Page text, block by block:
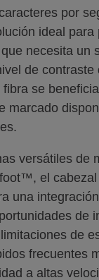
por
ideal
necesita un
de
se
marcado
versátiles de
el
una
de
de
frecuentes
a altas